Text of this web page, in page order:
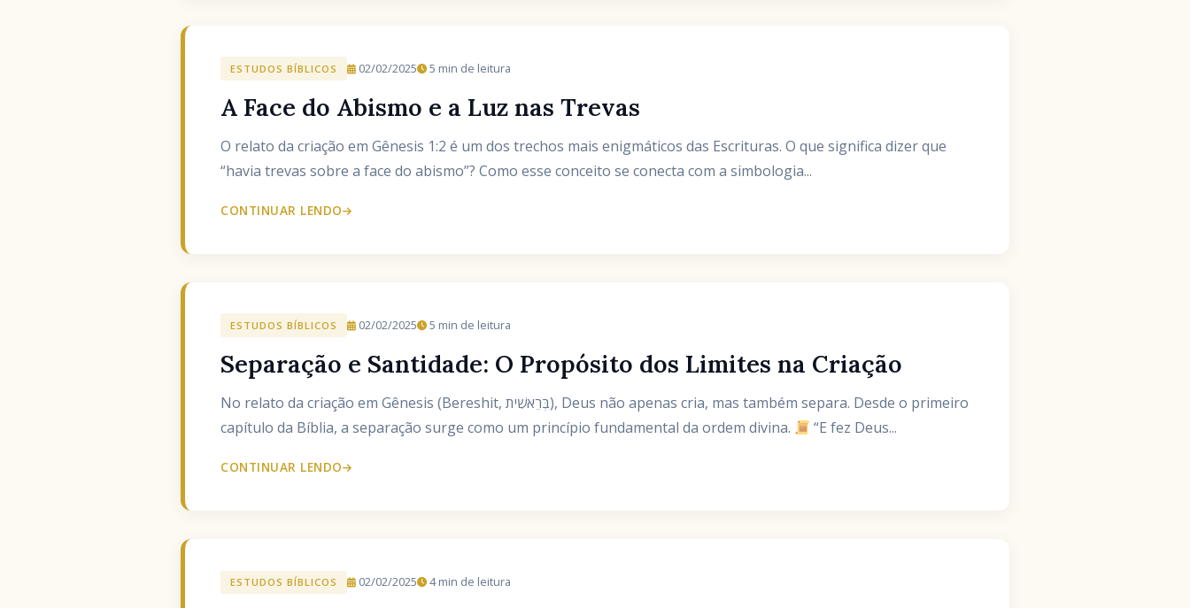
ESTUDOS BÍBLICOS 02/02/2025 5 min de leitura
A Face do Abismo e a Luz nas Trevas
O relato da criação em Gênesis 1:2 é um dos trechos mais enigmáticos das Escrituras. O que significa dizer que
“havia trevas sobre a face do abismo”? Como esse conceito se conecta com a simbologia...
CONTINUAR LENDO
ESTUDOS BÍBLICOS 02/02/2025 5 min de leitura
Separação e Santidade: O Propósito dos Limites na Criação
No relato da criação em Gênesis (Bereshit, בְּרֵאשִׁית), Deus não apenas cria, mas também separa. Desde o primeiro
capítulo da Bíblia, a separação surge como um princípio fundamental da ordem divina.
“E fez Deus...
CONTINUAR LENDO
ESTUDOS BÍBLICOS 02/02/2025 4 min de leitura